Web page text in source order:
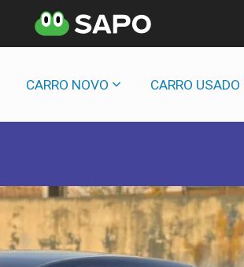
CARRO NOVO CARRO USADO